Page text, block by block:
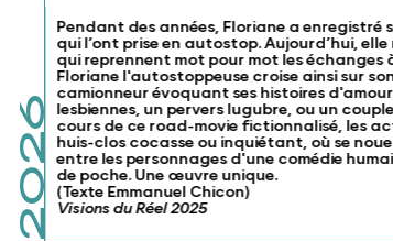
Pendant des années, Floriane a
qui l’ont prise en autostop. Aujourd’hui,
qui reprennent mot pour mot les échanges
Floriane l'autostoppeuse croise ainsi sur
camionneur évoquant ses histoires
lesbiennes, un pervers lugubre, ou un
cours de ce road-movie fictionnalisé, les
huis-clos cocasse ou inquiétant, où se
entre les personnages d'une comédie
de poche. Une œuvre unique.
(Texte Emmanuel Chicon)
Visions du Réel 2025